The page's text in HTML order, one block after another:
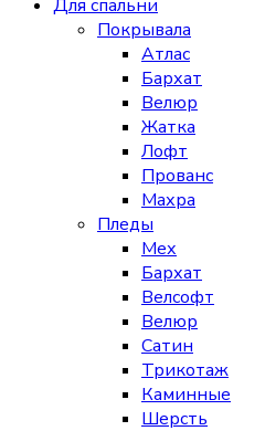
Для спальни
Покрывала
Атлас
Бархат
Велюр
Жатка
Лофт
Прованс
Махра
Пледы
Мех
Бархат
Велсофт
Велюр
Сатин
Трикотаж
Каминные
Шерсть